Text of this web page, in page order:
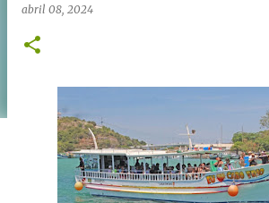
abril 08, 2024